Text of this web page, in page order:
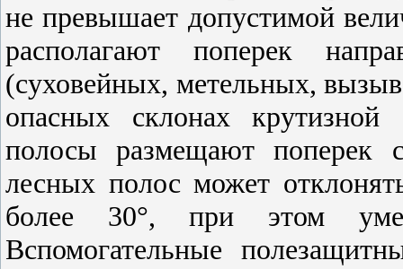
не превышает допустимой
располагают поперек
(суховейных, метельных,
опасных склонах
полосы размещают поперек
лесных полос может
более 30°, при этом
Вспомогательные